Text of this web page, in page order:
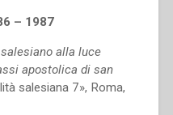
– 1987
alla luce
apostolica di san
salesiana 7», Roma,